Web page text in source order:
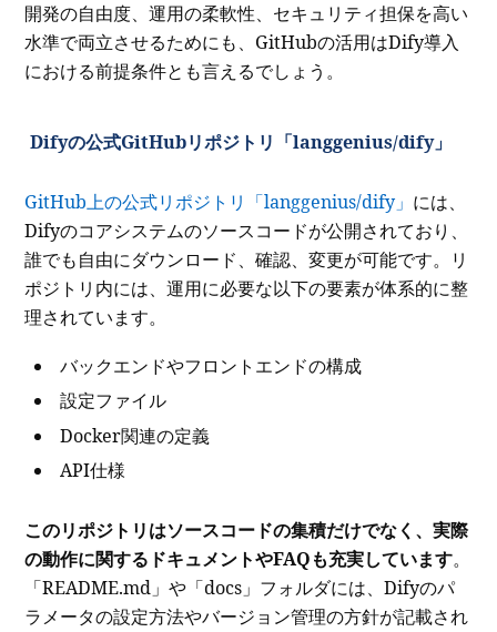
開発の自由度、運用の柔軟性、セキュリティ担保を高い
水準で両立させるためにも、GitHubの活用はDify導入
における前提条件とも言えるでしょう。
Difyの公式GitHubリポジトリ「langgenius/dify」
GitHub上の公式リポジトリ「langgenius/dify」 には、
Difyのコアシステムのソースコードが公開されており、
誰でも自由にダウンロード、確認、変更が可能です。リ
ポジトリ内には、運用に必要な以下の要素が体系的に整
理されています。
バックエンドやフロントエンドの構成
設定ファイル
Docker関連の定義
API仕様
このリポジトリはソースコードの集積だけでなく、実際
の動作に関するドキュメントやFAQも充実しています。
「README.md」や「docs」フォルダには、Difyのパ
ラメータの設定方法やバージョン管理の方針が記載され